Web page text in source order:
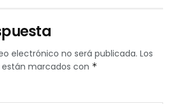
electrónico no será publicada. Los
marcados con *